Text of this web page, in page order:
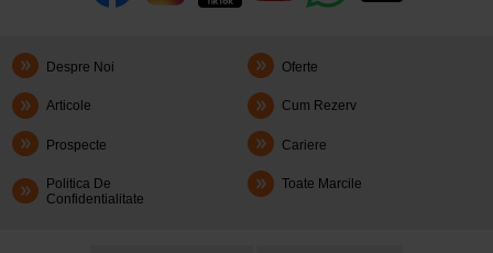
Despre Noi Oferte
Articole Cum Rezerv
Prospecte Cariere
Politica De
Confidentialitate
Toate Marcile